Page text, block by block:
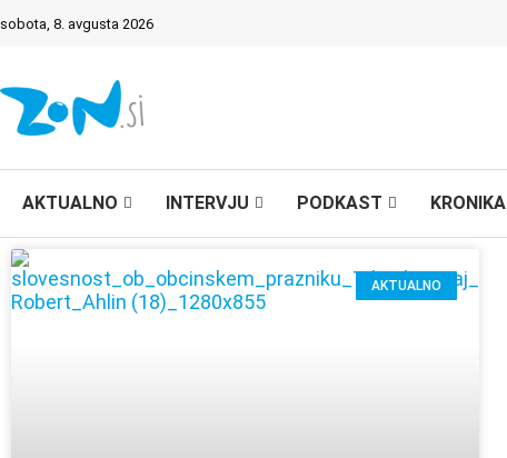
sobota, 8. avgusta 2026
AKTUALNO INTERVJU PODKAST KRONIKA
AKTUALNO